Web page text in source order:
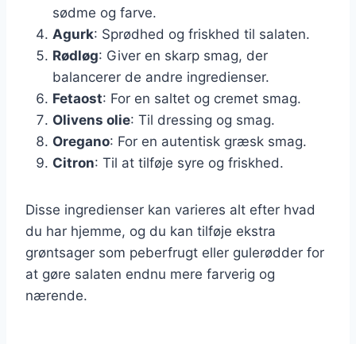
sødme og farve.
Agurk: Sprødhed og friskhed til salaten.
Rødløg: Giver en skarp smag, der
balancerer de andre ingredienser.
Fetaost: For en saltet og cremet smag.
Olivens olie: Til dressing og smag.
Oregano: For en autentisk græsk smag.
Citron: Til at tilføje syre og friskhed.
Disse ingredienser kan varieres alt efter hvad
du har hjemme, og du kan tilføje ekstra
grøntsager som peberfrugt eller gulerødder for
at gøre salaten endnu mere farverig og
nærende.